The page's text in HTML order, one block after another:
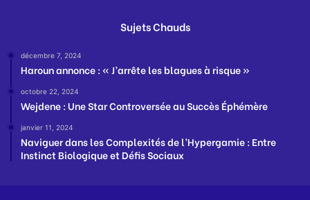
Sujets Chauds
décembre 7, 2024
Haroun annonce : « J’arrête les blagues à risque »
octobre 22, 2024
Wejdene : Une Star Controversée au Succès Éphémère
janvier 11, 2024
Naviguer dans les Complexités de l’Hypergamie : Entre
Instinct Biologique et Défis Sociaux